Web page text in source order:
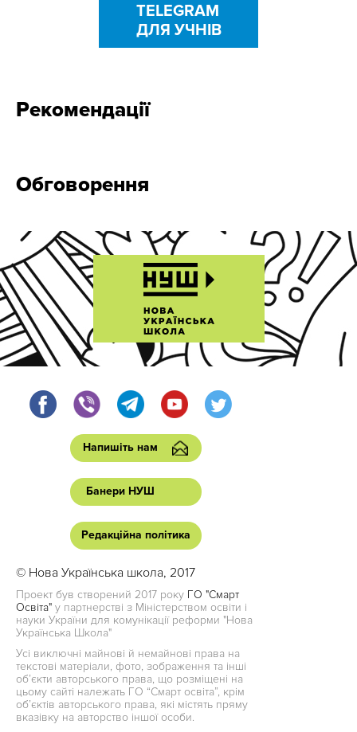
TELEGRAM
ДЛЯ УЧНІВ
Рекомендації
Обговорення
Напишіть нам
Банери НУШ
Редакційна політика
© Нова Українська школа, 2017
Проект був створений 2017 року ГО "Смарт
Освіта" у партнерстві з Міністерством освіти і
науки України для комунікації реформи "Нова
Українська Школа"
Усі виключні майнові й немайнові права на
текстові матеріали, фото, зображення та інші
об’єкти авторського права, що розміщені на
цьому сайті належать ГО “Смарт освіта”, крім
об’єктів авторського права, які містять пряму
вказівку на авторство іншої особи.